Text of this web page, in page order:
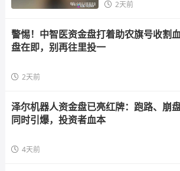
2天前
警惕！中智医资金盘打着助农旗号收割
盘在即，别再往里投一
2天前
泽尔机器人资金盘已亮红牌：跑路、崩
同时引爆，投资者血本
4天前